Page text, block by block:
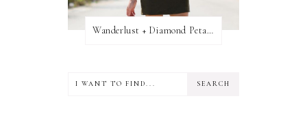
Wanderlust + Diamond Petal Giveaway